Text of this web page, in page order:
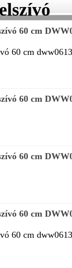
60 cm
60 cm
60 cm
60 cm
60 cm
60 cm